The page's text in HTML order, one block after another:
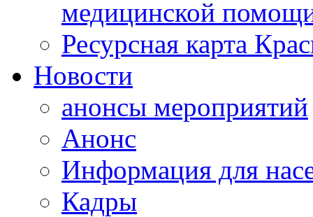
медицинской
Ресурсная карта
Новости
анонсы мероприятий
Анонс
Информация для
Кадры